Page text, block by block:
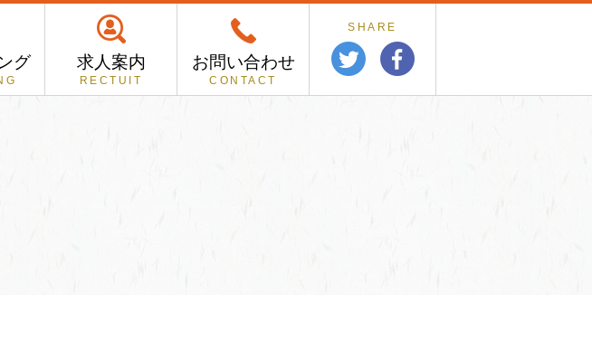
グ 求人案内
RECTUIT
お問い合わせ
CONTACT
SHARE